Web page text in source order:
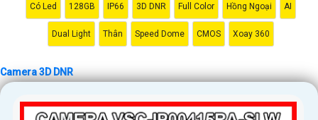
'
Có Led 128GB IP66 3D DNR Full Color Hồng Ngoại AI
Dual Light Thân Speed Dome CMOS Xoay 360
Camera 3D DNR